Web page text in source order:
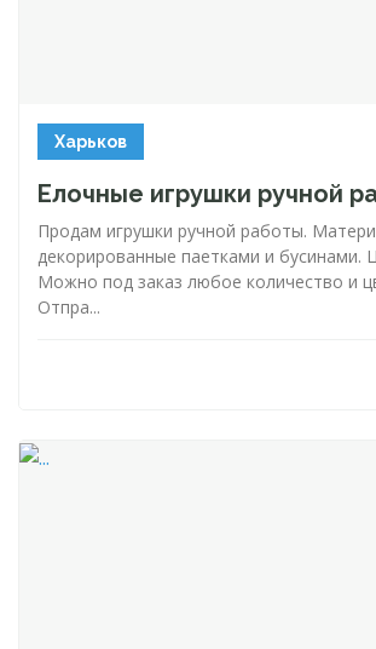
Харьков
Елочные игрушки ручной
Продам игрушки ручной работы.
декорированные паетками и бусинами.
Можно под заказ любое количество и
Отпра...